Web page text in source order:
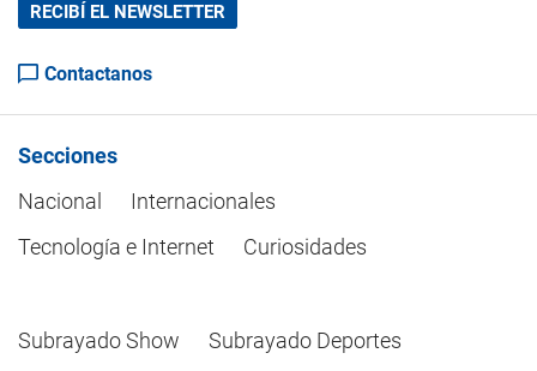
RECIBÍ EL NEWSLETTER
Contactanos
Secciones
Nacional
Internacionales
Tecnología e Internet
Curiosidades
Subrayado Show Subrayado Deportes